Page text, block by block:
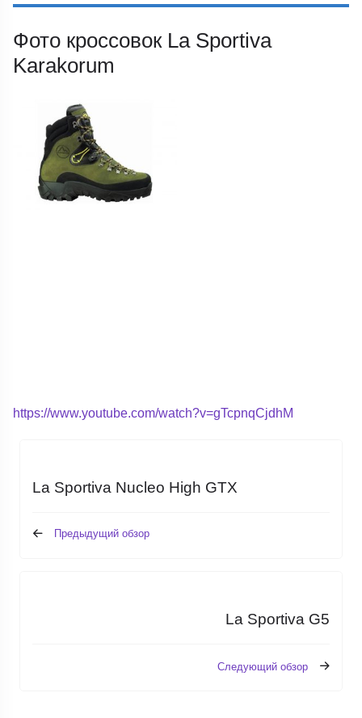
Фото кроссовок La Sportiva
Karakorum
https://www.youtube.com/watch?v=gTcpnqCjdhM
La Sportiva Nucleo High GTX
Предыдущий обзор
La Sportiva G5
Следующий обзор